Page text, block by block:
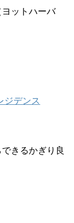
ットハーバ
ジデンス
きるかぎり良